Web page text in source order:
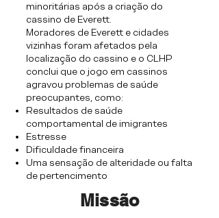
minoritárias após a criação do
cassino de Everett.
Moradores de Everett e cidades
vizinhas foram afetados pela
localização do cassino e o CLHP
conclui que o jogo em cassinos
agravou problemas de saúde
preocupantes, como:
Resultados de saúde
comportamental de imigrantes
Estresse
Dificuldade financeira
Uma sensação de alteridade ou falta
de pertencimento
Missão